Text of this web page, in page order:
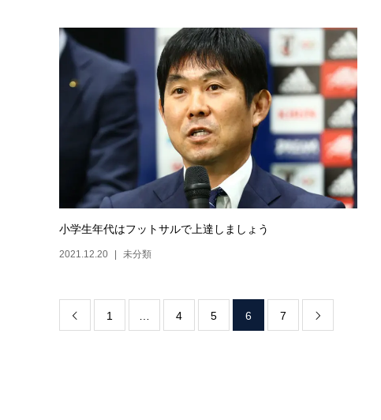
小学生年代はフットサルで上達しましょう
2021.12.20 未分類
 1 4 5 6 7 